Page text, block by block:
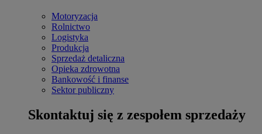
Motoryzacja
Rolnictwo
Logistyka
Produkcja
Sprzedaż detaliczna
Opieka zdrowotna
Bankowość i finanse
Sektor publiczny
Skontaktuj się z zespołem sprzedaży